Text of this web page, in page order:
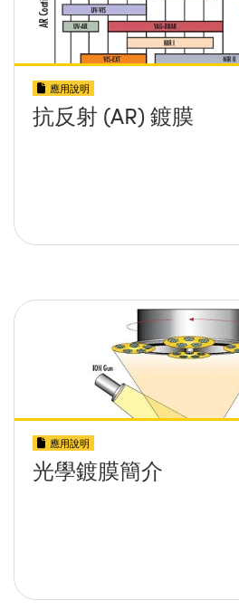
應用說明
抗反射 (AR) 鍍膜
應用說明
光學鍍膜簡介